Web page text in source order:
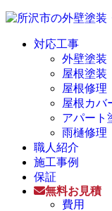
対応工事
外壁塗装
屋根塗装
屋根修理
屋根カバ
アパート
雨樋修理
職人紹介
施工事例
保証
無料お見積
費用